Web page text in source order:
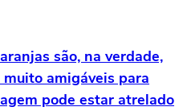
são, na verdade,
amigáveis para
pode estar atrelado